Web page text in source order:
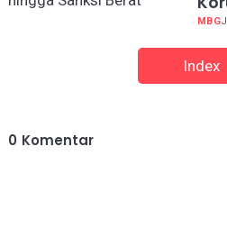
MBG
Index
0 Komentar